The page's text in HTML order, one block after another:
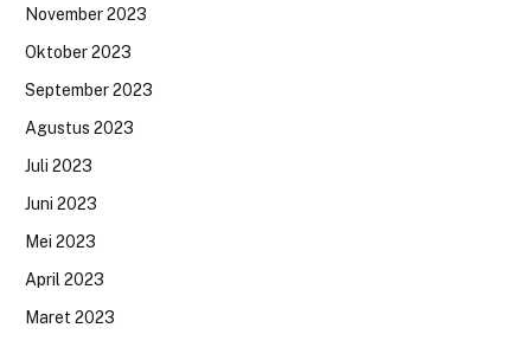
November 2023
Oktober 2023
September 2023
Agustus 2023
Juli 2023
Juni 2023
Mei 2023
April 2023
Maret 2023